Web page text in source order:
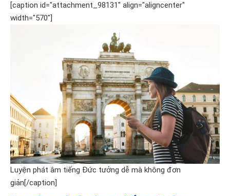
[caption id="attachment_98131" align="aligncenter"
width="570"]
Luyện phát âm tiếng Đức tưởng dễ mà không đơn
giản[/caption]